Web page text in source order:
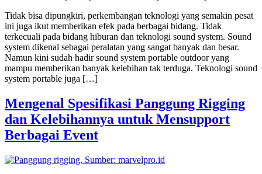
Tidak bisa dipungkiri, perkembangan teknologi yang semakin pesat
ini juga ikut memberikan efek pada berbagai bidang. Tidak
terkecuali pada bidang hiburan dan teknologi sound system. Sound
system dikenal sebagai peralatan yang sangat banyak dan besar.
Namun kini sudah hadir sound system portable outdoor yang
mampu memberikan banyak kelebihan tak terduga. Teknologi sound
system portable juga […]
Mengenal Spesifikasi Panggung Rigging
dan Kelebihannya untuk Mensupport
Berbagai Event